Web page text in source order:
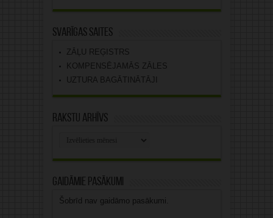
Svarīgas saites
ZĀĻU REĢISTRS
KOMPENSĒJAMĀS ZĀLES
UZTURA BAGĀTINĀTĀJI
Rakstu arhīvs
Gaidāmie pasākumi
Šobrīd nav gaidāmo pasākumi.